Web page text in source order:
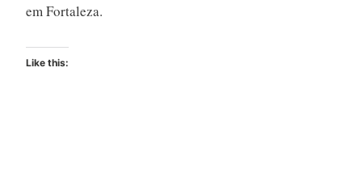
em Fortaleza.
Like this: